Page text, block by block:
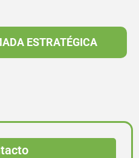
ESTRATÉGICA